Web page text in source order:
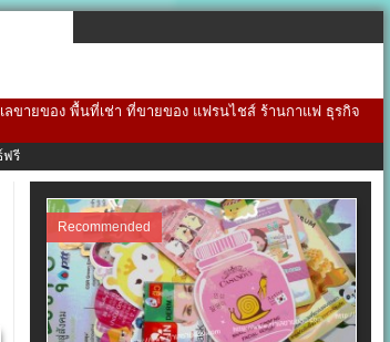
ขายของ พื้นที่เช่า ที่ขายของ แฟรนไชส์ ร้านกาแฟ ธุรกิจ
ฟรี
Recommended